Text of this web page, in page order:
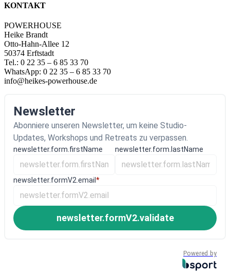
KONTAKT
POWERHOUSE
Heike Brandt
Otto-Hahn-Allee 12
50374 Erftstadt
Tel.: 0 22 35 – 6 85 33 70
WhatsApp: 0 22 35 – 6 85 33 70
info@heikes-powerhouse.de
Newsletter
Abonniere unseren Newsletter, um keine Studio-
Updates, Workshops und Retreats zu verpassen.
newsletter.form.firstName newsletter.form.lastName
newsletter.formV2.email *
newsletter.formV2.validate
Powered by